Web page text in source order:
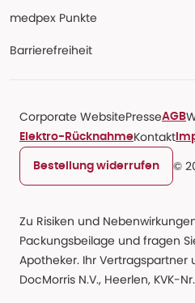
medpex Punkte
Barrierefreiheit
Corporate WebsitePresseAGB
Elektro-RücknahmeKontakt
Bestellung widerrufen ©
Zu Risiken und
Packungsbeilage und fragen
Apotheker. Ihr Vertragspartner
DocMorris N.V., Heerlen, KVK-